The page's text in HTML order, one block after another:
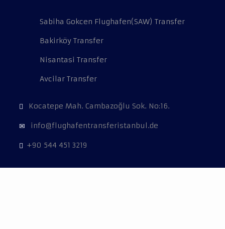
Sabiha Gokcen Flughafen(SAW) Transfer
Bakirköy Transfer
Nisantasi Transfer
Avcilar Transfer
Kocatepe Mah. Cambazoğlu Sok. No:16.
info@flughafentransferistanbul.de
+90 544 451 3219